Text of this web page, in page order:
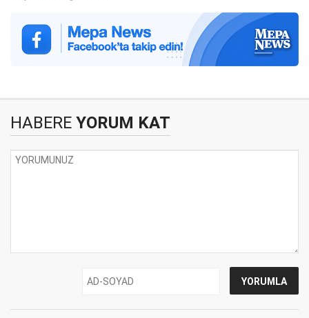
HABERE YORUM KAT